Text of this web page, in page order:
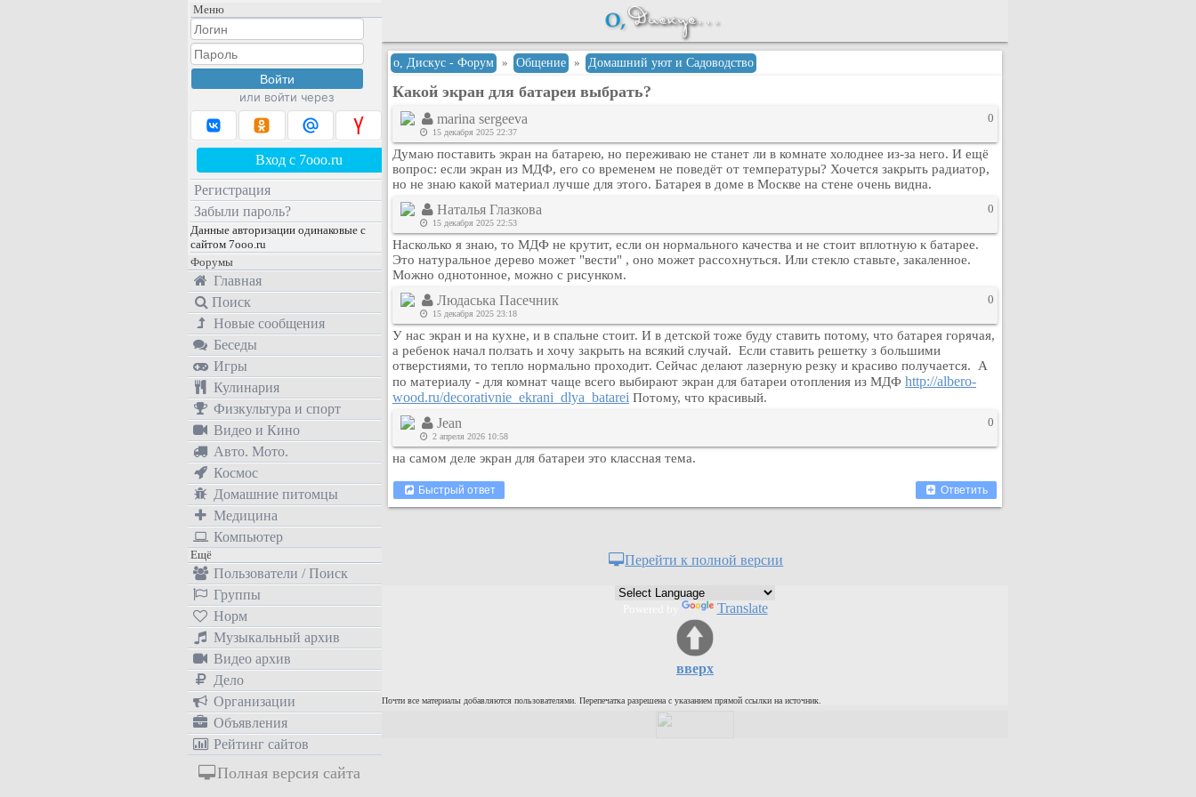
Меню
или войти через
Вход с 7ooo.ru
Регистрация
Забыли пароль?
Данные авторизации одинаковые с
сайтом 7ooo.ru
Форумы
Главная
Поиск
Новые сообщения
Беседы
Игры
Кулинария
Физкультура и спорт
Видео и Кино
Авто. Мото.
Космос
Домашние питомцы
Медицина
Компьютер
Ещё
Пользователи / Поиск
Группы
Норм
Музыкальный архив
Видео архив
Дело
Организации
Объявления
Рейтинг сайтов
Полная версия сайта
о, Дискус - Форум » Общение » Домашний уют и Садоводство
Какой экран для батареи выбрать?
marina sergeeva
15 декабря 2025 22:37
0
Думаю поставить экран на батарею, но переживаю не станет ли в комнате холоднее из-за него. И ещё
вопрос: если экран из МДФ, его со временем не поведёт от температуры? Хочется закрыть радиатор,
но не знаю какой материал лучше для этого. Батарея в доме в Москве на стене очень видна.
Наталья Глазкова
15 декабря 2025 22:53
0
Насколько я знаю, то МДФ не крутит, если он нормального качества и не стоит вплотную к батарее.
Это натуральное дерево может "вести" , оно может рассохнуться. Или стекло ставьте, закаленное.
Можно однотонное, можно с рисунком.
Людаська Пасечник
15 декабря 2025 23:18
0
У нас экран и на кухне, и в спальне стоит. И в детской тоже буду ставить потому, что батарея горячая,
а ребенок начал ползать и хочу закрыть на всякий случай. Если ставить решетку з большими
отверстиями, то тепло нормально проходит. Сейчас делают лазерную резку и красиво получается. А
по материалу - для комнат чаще всего выбирают экран для батареи отопления из МДФ http://albero-
wood.ru/decorativnie_ekrani_dlya_batarei Потому, что красивый.
Jean
2 апреля 2026 10:58
0
на самом деле экран для батареи это классная тема.
Быстрый ответ Ответить
Перейти к полной версии
Translate
вверх
Почти все материалы добавляются пользователями. Перепечатка разрешена с указанием прямой ссылки на источник.